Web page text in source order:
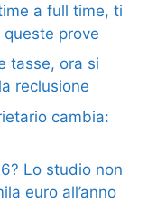
a full time, ti
prove
tasse, ora si
reclusione
cambia:
Lo studio non
euro all’anno